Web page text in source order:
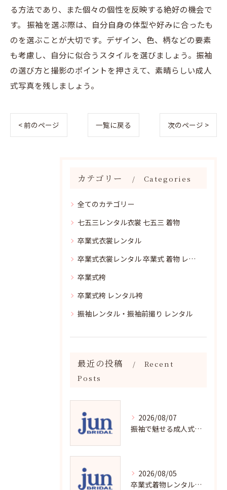
る方法であり、また個々の個性を反映する絶好の機会で
す。 振袖を選ぶ際は、自分自身の体型や好みに合ったも
のを選ぶことが大切です。デザイン、色、柄などの要素
も考慮し、自分に似合うスタイルを選びましょう。振袖
の選び方と撮影のポイントを押さえて、素晴らしい成人
式写真を残しましょう。
< 前のページ 一覧に戻る 次のページ >
カテゴリー Categories
全てのカテゴリー
七五三レンタル衣裳 七五三 着物
卒業式衣裳レンタル
卒業式衣裳レンタル 卒業式 着物 レンタル
卒業式袴
卒業式袴 レンタル袴
振袖レンタル・振袖前撮り レンタル
最近の投稿
Recent
Posts
2026/08/07
振袖で魅せる成人式写真の魅力と撮影ポイント
2026/08/05
卒業式着物レンタルの選び方と魅力